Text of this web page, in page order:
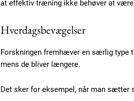
at effektiv træning ikke behøver at være
Hverdagsbevægelser
Forskningen fremhæver en særlig type
mens de bliver længere.
Det sker for eksempel, når man sætter